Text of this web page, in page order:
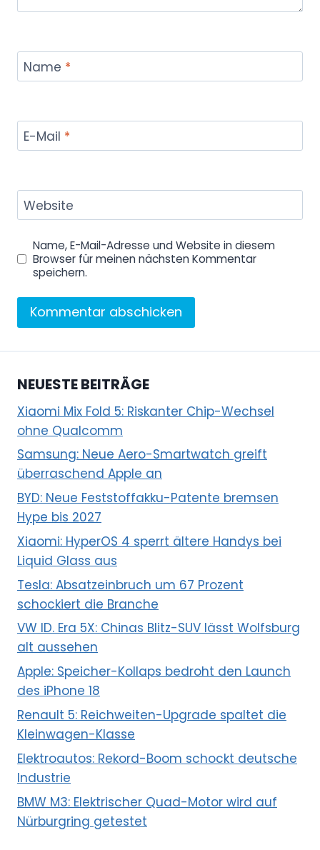
Name *
E-Mail *
Website
Name, E-Mail-Adresse und Website in diesem
Browser für meinen nächsten Kommentar
speichern.
NEUESTE BEITRÄGE
Xiaomi Mix Fold 5: Riskanter Chip-Wechsel
ohne Qualcomm
Samsung: Neue Aero-Smartwatch greift
überraschend Apple an
BYD: Neue Feststoffakku-Patente bremsen
Hype bis 2027
Xiaomi: HyperOS 4 sperrt ältere Handys bei
Liquid Glass aus
Tesla: Absatzeinbruch um 67 Prozent
schockiert die Branche
VW ID. Era 5X: Chinas Blitz-SUV lässt Wolfsburg
alt aussehen
Apple: Speicher-Kollaps bedroht den Launch
des iPhone 18
Renault 5: Reichweiten-Upgrade spaltet die
Kleinwagen-Klasse
Elektroautos: Rekord-Boom schockt deutsche
Industrie
BMW M3: Elektrischer Quad-Motor wird auf
Nürburgring getestet